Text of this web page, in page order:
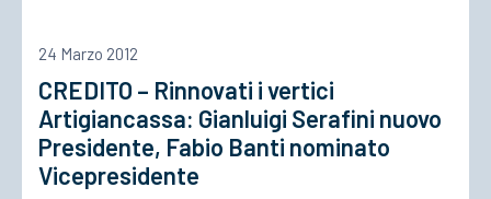
24 Marzo 2012
CREDITO – Rinnovati i vertici
Artigiancassa: Gianluigi Serafini nuovo
Presidente, Fabio Banti nominato
Vicepresidente